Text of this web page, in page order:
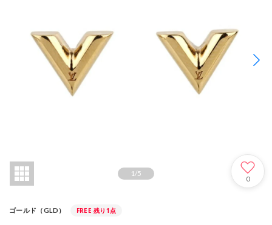
1 /5
0
ゴールド（GLD） FREE 残り1点